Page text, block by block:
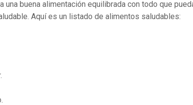
buena alimentación equilibrada con todo que
Aquí es un listado de alimentos saludables: